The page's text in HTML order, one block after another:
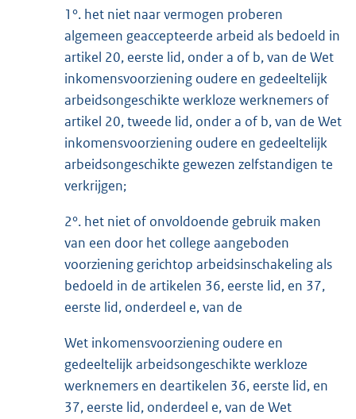
1°. het niet naar vermogen proberen
algemeen geaccepteerde arbeid als bedoeld in
artikel 20, eerste lid, onder a of b, van de Wet
inkomensvoorziening oudere en gedeeltelijk
arbeidsongeschikte werkloze werknemers of
artikel 20, tweede lid, onder a of b, van de Wet
inkomensvoorziening oudere en gedeeltelijk
arbeidsongeschikte gewezen zelfstandigen te
verkrijgen;
2°. het niet of onvoldoende gebruik maken
van een door het college aangeboden
voorziening gerichtop arbeidsinschakeling als
bedoeld in de artikelen 36, eerste lid, en 37,
eerste lid, onderdeel e, van de
Wet inkomensvoorziening oudere en
gedeeltelijk arbeidsongeschikte werkloze
werknemers en deartikelen 36, eerste lid, en
37, eerste lid, onderdeel e, van de Wet